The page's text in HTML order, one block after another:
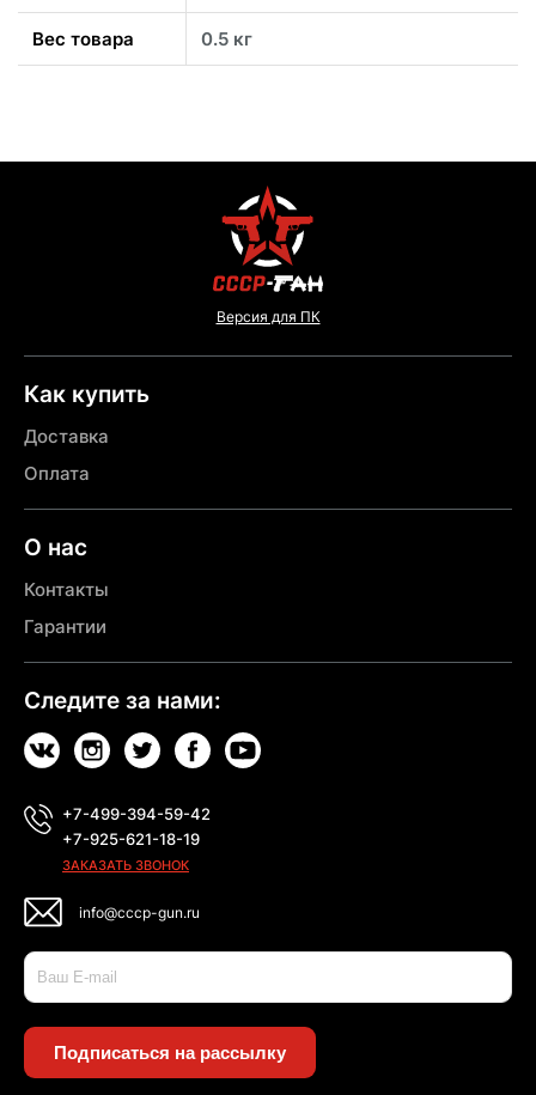
Вес товара 0.5 кг
Версия для ПК
Как купить
Доставка
Оплата
О нас
Контакты
Гарантии
Следите за нами:
+7-499-394-59-42
+7-925-621-18-19
ЗАКАЗАТЬ ЗВОНОК
info@cccp-gun.ru
Подписаться на рассылку